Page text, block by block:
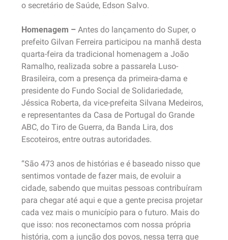
o secretário de Saúde, Edson Salvo.
Homenagem – Antes do lançamento do Super, o
prefeito Gilvan Ferreira participou na manhã desta
quarta-feira da tradicional homenagem a João
Ramalho, realizada sobre a passarela Luso-
Brasileira, com a presença da primeira-dama e
presidente do Fundo Social de Solidariedade,
Jéssica Roberta, da vice-prefeita Silvana Medeiros,
e representantes da Casa de Portugal do Grande
ABC, do Tiro de Guerra, da Banda Lira, dos
Escoteiros, entre outras autoridades.
“São 473 anos de histórias e é baseado nisso que
sentimos vontade de fazer mais, de evoluir a
cidade, sabendo que muitas pessoas contribuíram
para chegar até aqui e que a gente precisa projetar
cada vez mais o município para o futuro. Mais do
que isso: nos reconectamos com nossa própria
história, com a junção dos povos, nessa terra que